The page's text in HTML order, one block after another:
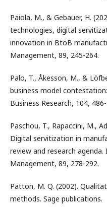
Paiola, M., & Gebauer, H.
technologies, digital
innovation in BtoB
Management, 89, 245-264.
Palo, T., Åkesson, M., &
business model
Business Research, 104,
Paschou, T., Rapaccini, M.,
Digital servitization in
review and research
Management, 89, 278-292.
Patton, M. Q. (2002).
methods. Sage publications.